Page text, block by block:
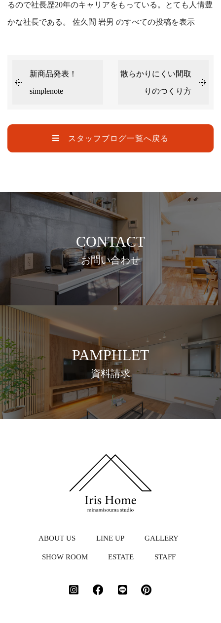
るので社長歴20年のキャリアをもっている。とても人情豊
かな社長である。 佐久間 岩男 のすべての投稿を表示
新商品発表！
simplenote
散らかりにくい間取
りのつくり方
スタッフブログ一覧へ戻る
CONTACT
お問い合わせ
PAMPHLET
資料請求
ABOUT US LINE UP GALLERY
SHOW ROOM ESTATE STAFF